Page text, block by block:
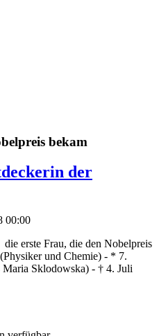
bekam
der
00:00
erste Frau, die den Nobelpreis
und Chemie) - * 7.
Sklodowska) - † 4. Juli